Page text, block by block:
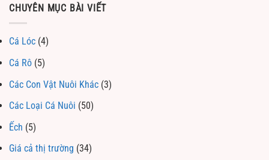
CHUYÊN MỤC BÀI VIẾT
Cá Lóc (4)
Cá Rô (5)
Các Con Vật Nuôi Khác (3)
Các Loại Cá Nuôi (50)
Ếch (5)
Giá cả thị trường (34)